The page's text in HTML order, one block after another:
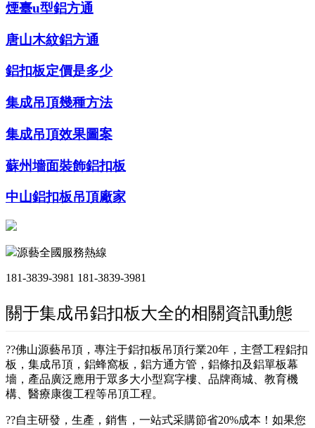
煙臺u型鋁方通
唐山木紋鋁方通
鋁扣板定價是多少
集成吊頂幾種方法
集成吊頂效果圖案
蘇州墻面裝飾鋁扣板
中山鋁扣板吊頂廠家
源藝全國服務熱線
181-3839-3981 181-3839-3981
關于集成吊鋁扣板大全的相關資訊動態
??佛山源藝吊頂，專注于鋁扣板吊頂行業20年，主營工程鋁扣
板，集成吊頂，鋁蜂窩板，鋁方通方管，鋁條扣及鋁單板幕
墻，產品廣泛應用于眾多大小型寫字樓、品牌商城、教育機
構、醫療康復工程等吊頂工程。
??自主研發，生產，銷售，一站式采購節省20%成本！如果您